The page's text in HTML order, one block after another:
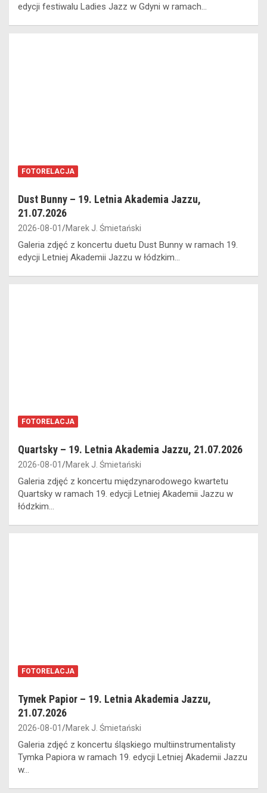
edycji festiwalu Ladies Jazz w Gdyni w ramach…
FOTORELACJA
Dust Bunny – 19. Letnia Akademia Jazzu,
21.07.2026
2026-08-01 Marek J. Śmietański
Galeria zdjęć z koncertu duetu Dust Bunny w ramach 19.
edycji Letniej Akademii Jazzu w łódzkim…
FOTORELACJA
Quartsky – 19. Letnia Akademia Jazzu, 21.07.2026
2026-08-01 Marek J. Śmietański
Galeria zdjęć z koncertu międzynarodowego kwartetu
Quartsky w ramach 19. edycji Letniej Akademii Jazzu w
łódzkim…
FOTORELACJA
Tymek Papior – 19. Letnia Akademia Jazzu,
21.07.2026
2026-08-01 Marek J. Śmietański
Galeria zdjęć z koncertu śląskiego multiinstrumentalisty
Tymka Papiora w ramach 19. edycji Letniej Akademii Jazzu
w…